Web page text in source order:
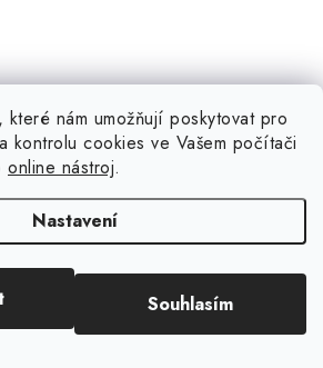
, které nám umožňují poskytovat pro
kontrolu cookies ve Vašem počítači
online nástroj.
Nastavení
Souhlasím